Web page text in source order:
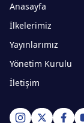
Anasayfa
İlkelerimiz
Yayınlarımız
Yönetim Kurulu
İletişim